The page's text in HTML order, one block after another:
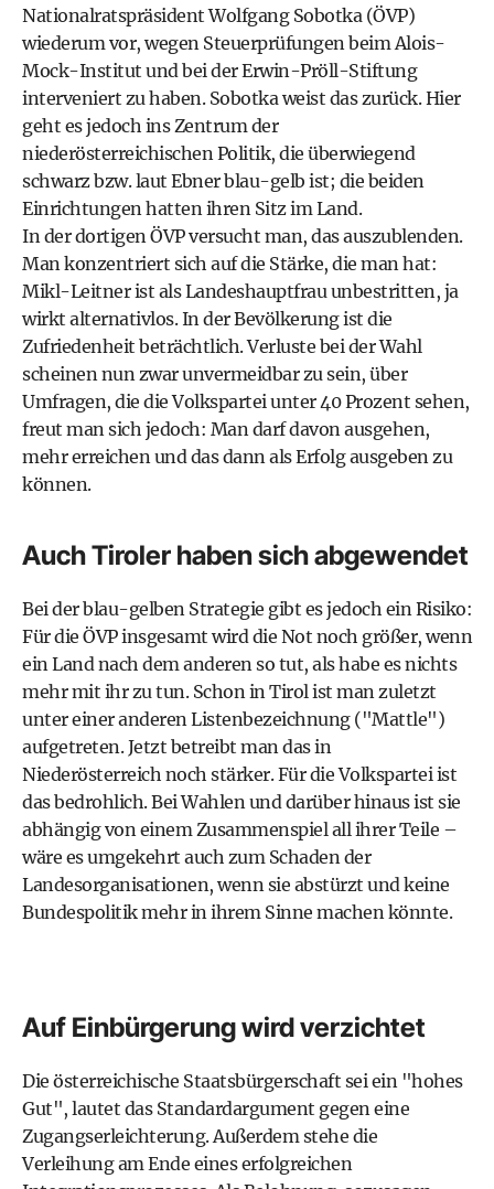
Nationalratspräsident Wolfgang Sobotka (ÖVP)
wiederum vor, wegen Steuerprüfungen beim Alois-
Mock-Institut und bei der Erwin-Pröll-Stiftung
interveniert zu haben. Sobotka weist das zurück. Hier
geht es jedoch ins Zentrum der
niederösterreichischen Politik, die überwiegend
schwarz bzw. laut Ebner blau-gelb ist; die beiden
Einrichtungen hatten ihren Sitz im Land.
In der dortigen ÖVP versucht man, das auszublenden.
Man konzentriert sich auf die Stärke, die man hat:
Mikl-Leitner ist als Landeshauptfrau unbestritten, ja
wirkt alternativlos. In der Bevölkerung ist die
Zufriedenheit beträchtlich. Verluste bei der Wahl
scheinen nun zwar unvermeidbar zu sein, über
Umfragen, die die Volkspartei unter 40 Prozent sehen,
freut man sich jedoch: Man darf davon ausgehen,
mehr erreichen und das dann als Erfolg ausgeben zu
können.
Auch Tiroler haben sich abgewendet
Bei der blau-gelben Strategie gibt es jedoch ein Risiko:
Für die ÖVP insgesamt wird die Not noch größer, wenn
ein Land nach dem anderen so tut, als habe es nichts
mehr mit ihr zu tun. Schon in Tirol ist man zuletzt
unter einer anderen Listenbezeichnung ("Mattle")
aufgetreten. Jetzt betreibt man das in
Niederösterreich noch stärker. Für die Volkspartei ist
das bedrohlich. Bei Wahlen und darüber hinaus ist sie
abhängig von einem Zusammenspiel all ihrer Teile –
wäre es umgekehrt auch zum Schaden der
Landesorganisationen, wenn sie abstürzt und keine
Bundespolitik mehr in ihrem Sinne machen könnte.
Auf Einbürgerung wird verzichtet
Die österreichische Staatsbürgerschaft sei ein "hohes
Gut", lautet das Standardargument gegen eine
Zugangserleichterung. Außerdem stehe die
Verleihung am Ende eines erfolgreichen